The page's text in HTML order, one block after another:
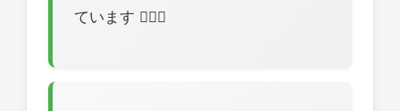
ています 👨‍⚕️⚖️